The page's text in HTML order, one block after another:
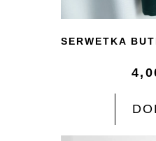
SERWETKA